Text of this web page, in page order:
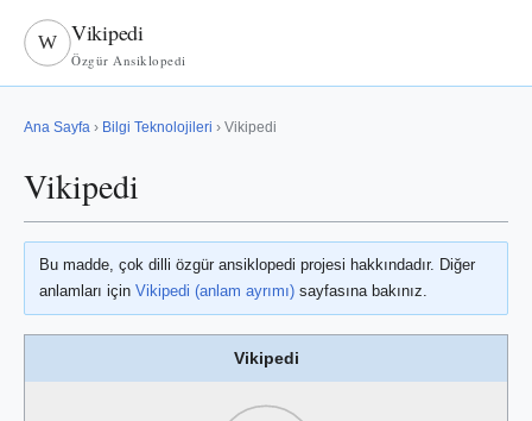
W Vikipedi
Özgür Ansiklopedi
Ana Sayfa › Bilgi Teknolojileri › Vikipedi
Vikipedi
Bu madde, çok dilli özgür ansiklopedi projesi hakkındadır. Diğer
anlamları için Vikipedi (anlam ayrımı) sayfasına bakınız.
Vikipedi